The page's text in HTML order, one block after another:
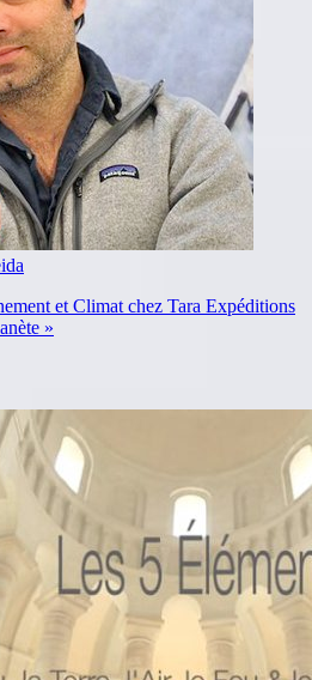
et Climat chez Tara Expéditions
»